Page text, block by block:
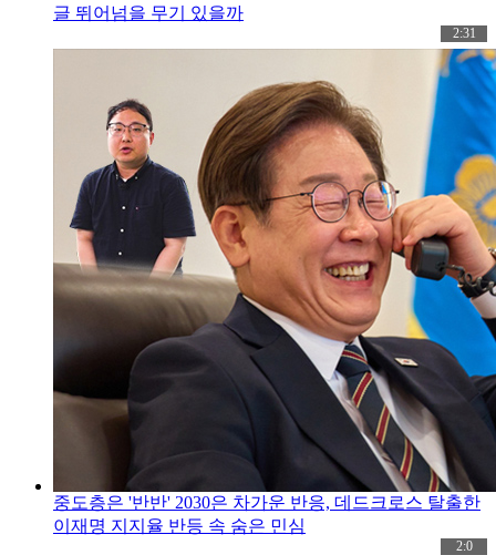
글 뛰어넘을 무기 있을까
2:31
중도층은 '반반' 2030은 차가운 반응, 데드크로스 탈출한
이재명 지지율 반등 속 숨은 민심
2:0